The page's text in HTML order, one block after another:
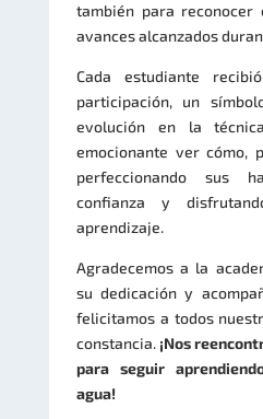
también para
avances alcanzados
Cada estudiante
participación, un
evolución en la
emocionante ver cómo,
perfeccionando sus
confianza y
aprendizaje.
Agradecemos a la
su dedicación y
felicitamos a todos
constancia. ¡Nos
para seguir
agua!